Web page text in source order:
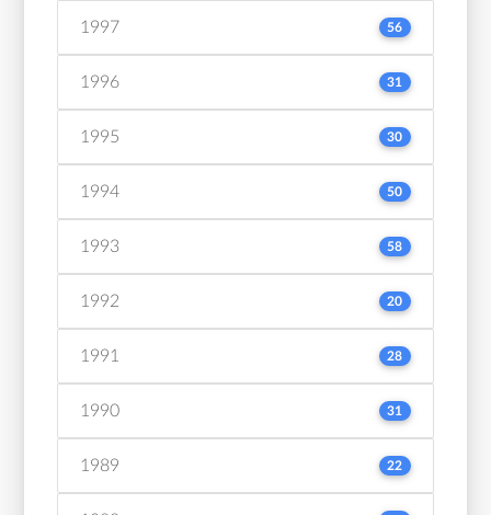
1997 56
1996 31
1995 30
1994 50
1993 58
1992 20
1991 28
1990 31
1989 22